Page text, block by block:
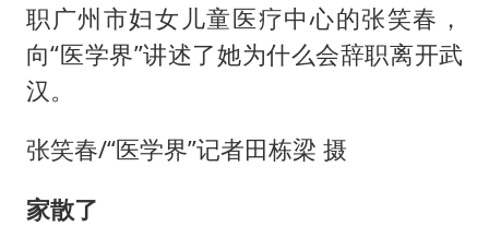
职广州市妇女儿童医疗中心的张笑春，
向“医学界”讲述了她为什么会辞职离开武
汉。
张笑春/“医学界”记者田栋梁 摄
家散了